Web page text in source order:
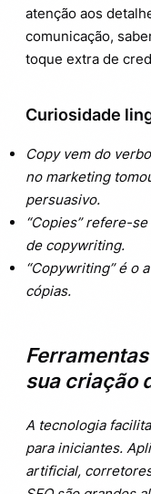
atenção aos
comunicação,
toque extra de
Curiosidade
Copy vem do
no marketing
persuasivo.
“Copies” refere-
de copywriting.
“Copywriting” é o
cópias.
sua criação
A tecnologia
para iniciantes.
artificial,